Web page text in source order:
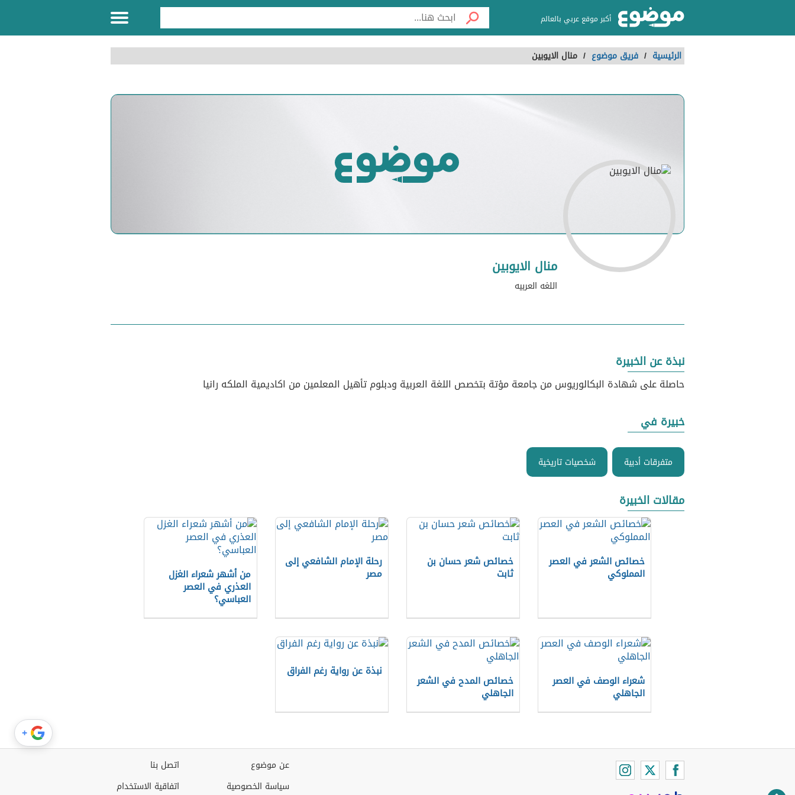
أكبر موقع عربي بالعالم
الرئيسية / فريق موضوع / منال الايوبين
منال الايوبين
اللغه العربيه
نبذة عن الخبيرة
حاصلة على شهادة البكالوريوس من جامعة مؤتة بتخصص اللغة العربية ودبلوم تأهيل المعلمين من اكاديمية الملكه رانيا
خبيرة في
متفرقات أدبية شخصيات تاريخية
مقالات الخبيرة
خصائص الشعر في العصر
المملوكي
خصائص شعر حسان بن
ثابت
رحلة الإمام الشافعي إلى
مصر من أشهر شعراء الغزل
العذري في العصر
العباسي؟
شعراء الوصف في العصر
الجاهلي
خصائص المدح في الشعر
الجاهلي
نبذة عن رواية رغم الفراق
اتصل بنا
اتفاقية الاستخدام
عن موضوع
سياسة الخصوصية
+